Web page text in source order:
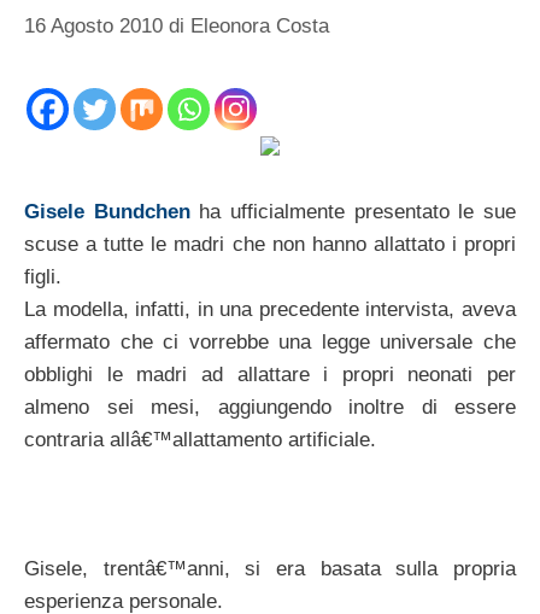
16 Agosto 2010 di Eleonora Costa
Gisele Bundchenha ufficialmente presentato le sue
scuse a tutte le madri che non hanno allattato i propri
figli.
La modella, infatti, in una precedente intervista, aveva
affermato che ci vorrebbe una legge universale che
obblighi le madri ad allattare i propri neonati per
almeno sei mesi, aggiungendo inoltre di essere
contraria allâ€™allattamento artificiale.
Gisele, trentâ€™anni, si era basata sulla propria
esperienza personale.